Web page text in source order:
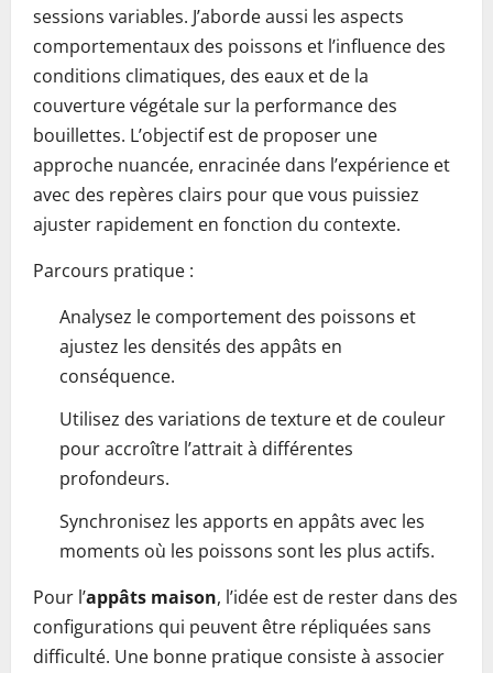
sessions variables. J’aborde aussi les aspects
comportementaux des poissons et l’influence des
conditions climatiques, des eaux et de la
couverture végétale sur la performance des
bouillettes. L’objectif est de proposer une
approche nuancée, enracinée dans l’expérience et
avec des repères clairs pour que vous puissiez
ajuster rapidement en fonction du contexte.
Parcours pratique :
Analysez le comportement des poissons et
ajustez les densités des appâts en
conséquence.
Utilisez des variations de texture et de couleur
pour accroître l’attrait à différentes
profondeurs.
Synchronisez les apports en appâts avec les
moments où les poissons sont les plus actifs.
Pour l’appâts maison, l’idée est de rester dans des
configurations qui peuvent être répliquées sans
difficulté. Une bonne pratique consiste à associer